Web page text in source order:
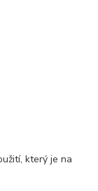
který je na